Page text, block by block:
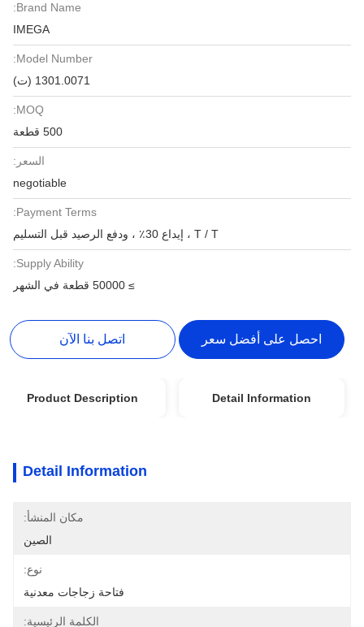
Brand Name:
IMEGA
Model Number:
1301.0071 (ت)
MOQ:
500 قطعة
السعر:
negotiable
Payment Terms:
T / T ، إيداع 30٪ ، ودفع الرصيد قبل التسليم
Supply Ability:
≥ 50000 قطعة في الشهر
احصل على أفضل سعر اتصل بنا الآن
Detail Information
Product Description
Detail Information
مكان المنشأ:
الصين
نوع:
فتاحة زجاجات معدنية
الكلمة الرئيسية: